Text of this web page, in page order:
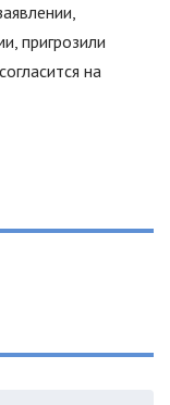
пригрозили
на